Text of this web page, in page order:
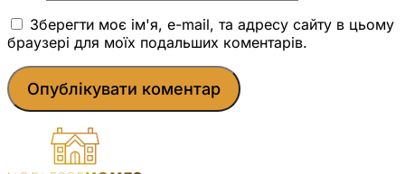
Зберегти моє ім'я, e-mail, та адресу сайту в цьому
браузері для моїх подальших коментарів.